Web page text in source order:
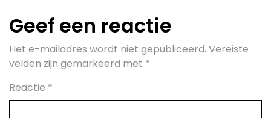
Geef een reactie
Het e-mailadres wordt niet gepubliceerd. Vereiste
velden zijn gemarkeerd met *
Reactie *